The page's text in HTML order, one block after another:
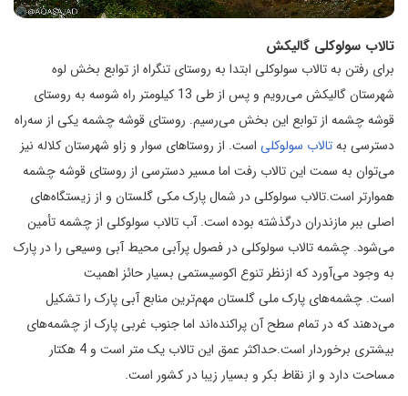
تالاب سولوکلی گالیکش
برای رفتن به تالاب سولوکلی ابتدا به روستای تنگراه از توابع بخش لوه
شهرستان گالیکش می‌رویم و پس از طی 13 کیلومتر راه شوسه به روستای
قوشه چشمه از توابع این بخش می‌رسیم. روستای قوشه چشمه یکی از سه‌راه
دسترسی بهتالاب سولوکلی است. از روستاهای سوار و زاو شهرستان کلاله نیز
می‌توان به سمت این تالاب رفت اما مسیر دسترسی از روستای قوشه چشمه
هموارتر است.تالاب سولوکلی در شمال پارک مکی گلستان و از زیستگاه‌های
اصلی ببر مازندران درگذشته بوده است. آب تالاب سولوکلی از چشمه تأمین
می‌شود. چشمه تالاب سولوکلی در فصول پرآبی محیط آبی وسیعی را در پارک
به وجود می‌آورد که ازنظر تنوع اکوسیستمی بسیار حائز اهمیت
است. چشمه‌های پارک ملی گلستان مهم‌ترین منابع آبی پارک را تشکیل
می‌دهند که در تمام سطح آن پراکنده‌اند اما جنوب غربی پارک از چشمه‌های
بیشتری برخوردار است.حداکثر عمق این تالاب یک متر است و 4 هکتار
مساحت دارد و از نقاط بکر و بسیار زیبا در کشور است.